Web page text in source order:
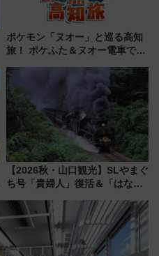
ポケモン「ヌオー」と巡る高知
旅！ ポケふた＆ヌオー電車で楽
路の絶景と絶品グルメを満喫！
（7月18日スタート）
【2026秋・山口観光】SLやまぐ
ち号「貴婦人」復活＆「はなあ
注目観光列車まとめ きっぷの取
り方は？